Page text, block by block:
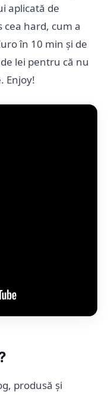
aplicată de
hard, cum a
în 10 min și de
lei pentru că nu
Enjoy!
produsă și